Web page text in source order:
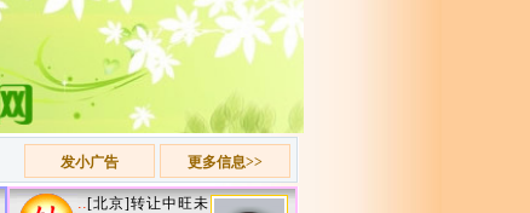
更多信息>>
发小广告
..[北京]转让中旺未